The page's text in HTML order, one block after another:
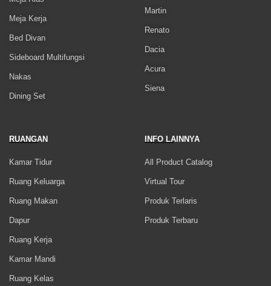
Meja Kerja
Bed Divan
Sideboard Multifungsi
Nakas
Dining Set
Martin
Renato
Dacia
Acura
Siena
RUANGAN
Kamar Tidur
Ruang Keluarga
Ruang Makan
Dapur
Ruang Kerja
Kamar Mandi
Ruang Kelas
INFO LAINNYA
All Product Catalog
Virtual Tour
Produk Terlaris
Produk Terbaru